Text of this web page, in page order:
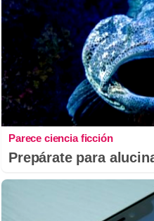
Parece ciencia ficción
Prepárate para